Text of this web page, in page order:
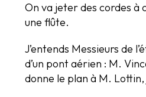
On va jeter des cordes à
une flûte.
J’entends Messieurs de
d’un pont aérien : M.
donne le plan à M. Lottin,